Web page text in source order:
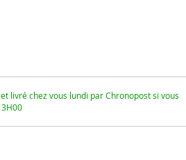
livré chez vous lundi par Chronopost si vous